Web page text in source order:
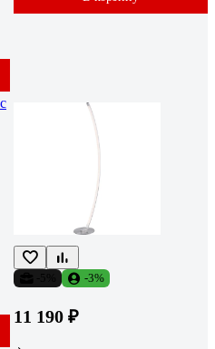
-3%
11 190 ₽